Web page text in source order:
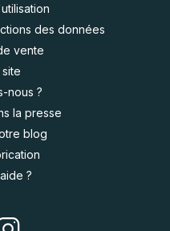
des données
vente
nous ?
la presse
blog
?